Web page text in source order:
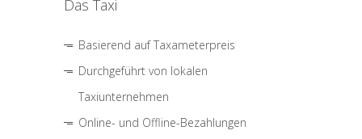
Das Taxi
Basierend auf Taxameterpreis
Durchgeführt von lokalen
Taxiunternehmen
Online- und Offline-Bezahlungen